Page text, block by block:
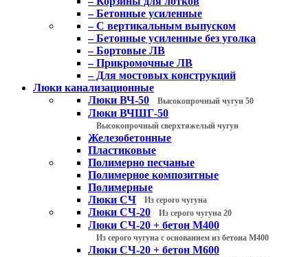
– Бетонные усиленные
– С вертикальным выпуском
– Бетонные усиленные без уголка
– Бортовые ЛВ
– Прикромочные ЛВ
– Для мостовых конструкций
Люки канализационные
Люки ВЧ-50
Высокопрочный чугун 50
Люки ВЧШГ-50
Высокопрочный сверхтяжелый чугун
Железобетонные
Пластиковые
Полимерно песчаные
Полимерное композитные
Полимерные
Люки СЧ
Из серого чугуна
Люки СЧ-20 Из серого чугуна 20
Люки СЧ-20 + бетон М400
Из серого чугуна с основанием из бетона М400
Люки СЧ-20 + бетон М600